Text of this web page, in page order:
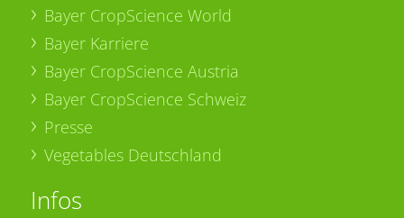
Bayer CropScience World
Bayer Karriere
Bayer CropScience Austria
Bayer CropScience Schweiz
Presse
Vegetables Deutschland
Infos